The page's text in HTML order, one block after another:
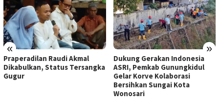
« »
Dukung Gerakan Indonesia
ASRI, Pemkab Gunungkidul
Gelar Korve Kolaborasi
Pemkab Gunungkidul Dorong
Tol Tembus Nglanggeran,
Bahas Akses Jalan hingga
Potensi Pariwisata